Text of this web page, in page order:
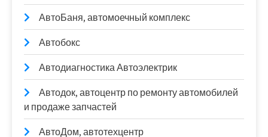
АвтоБаня, автомоечный комплекс
Автобокс
Автодиагностика Автоэлектрик
Автодок, автоцентр по ремонту автомобилей
и продаже запчастей
АвтоДом, автотехцентр